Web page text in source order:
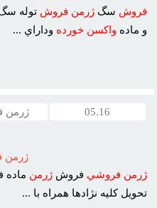
فروش سگژرمن فروش توله
و ماده واکسن خورده وداراي ...
05.16 ژرمن
ژرمن
ژرمن فروشي فروشژرمن ماده
تحويل کليه نژادها همراه با ...